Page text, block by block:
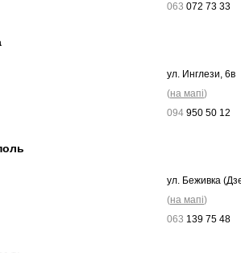
063 072 73 33
ул. Инглези, 6в
(на мапі)
094 950 50 12
ул. Беживка
(на мапі)
063 139 75 48